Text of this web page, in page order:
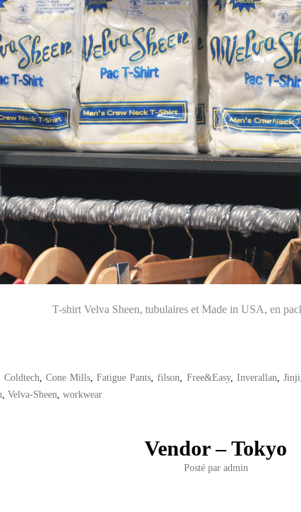
T-shirt Velva Sheen, tubulaires et Made in USA, en
Coldtech ,Cone Mills ,Fatigue Pants ,filson Free&Easy, Inverallan Jinji
Velva-Sheen workwear
Vendor – Tokyo
Posté par admin